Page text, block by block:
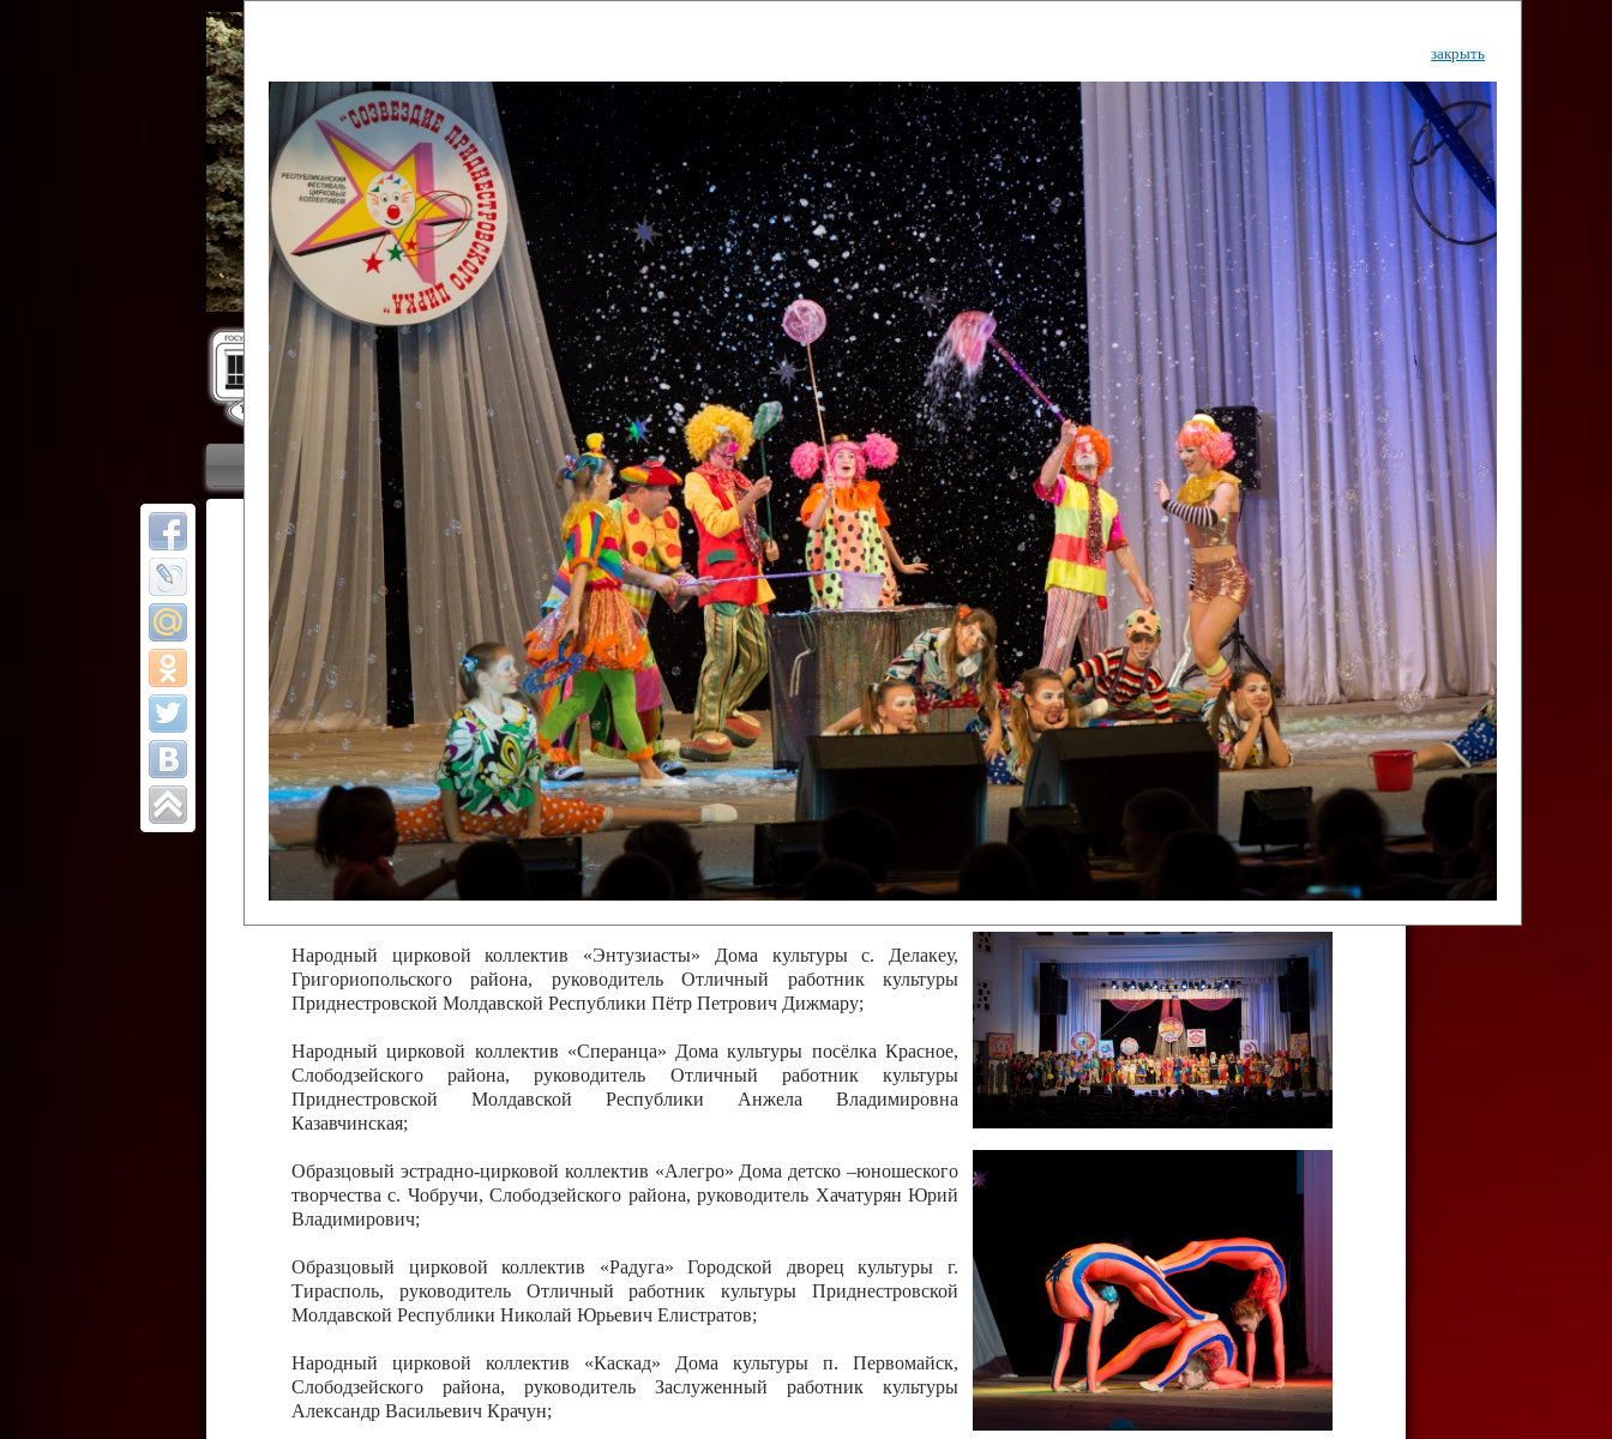
Государственный культурный центр
Дворец Республики
Главная Приветствие Коллективы Новости Афиша Арт-монитор Арт-прожектор Инфо Контакты
ОТЧЕТЫ ГКЦ "ДВОРЕЦ РЕСПУБЛИКИ"
закрыть
Все отчеты
Финал Республиканского фестиваля
цирковых коллективов "Созвездие
Приднестровского цирка"
Участники фестиваля:
Образцовый эстрадно-цирковой коллектив «Ровесник» Дом культуры с.
Протягайловка, г. Бендеры , руководитель Рогожинер Светлана Георгиевна
Народный цирковой клоунский коллектив «Шари-вари» МУ «Культурно-
досуговый центр «Шелковик» г.Бендеры, руководители Отличные работники
культуры Приднестровской Молдавской Республики Алёна Александровна и
Олег Степанович Райлян;
Народный цирковой коллектив «Энтузиасты» Дома культуры с. Делакеу,
Григориопольского района, руководитель Отличный работник культуры
Приднестровской Молдавской Республики Пётр Петрович Дижмару;
Народный цирковой коллектив «Сперанца» Дома культуры посёлка Красное,
Слободзейского района, руководитель Отличный работник культуры
Приднестровской Молдавской Республики Анжела Владимировна
Казавчинская;
Образцовый эстрадно-цирковой коллектив «Алегро» Дома детско –юношеского
творчества с. Чобручи, Слободзейского района, руководитель Хачатурян Юрий
Владимирович;
Образцовый цирковой коллектив «Радуга» Городской дворец культуры г.
Тирасполь, руководитель Отличный работник культуры Приднестровской
Молдавской Республики Николай Юрьевич Елистратов;
Народный цирковой коллектив «Каскад» Дома культуры п. Первомайск,
Слободзейского района, руководитель Заслуженный работник культуры
Александр Васильевич Крачун;